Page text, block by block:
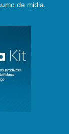
de mídia.